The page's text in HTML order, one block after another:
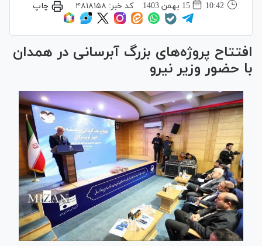
10:42
15 بهمن 1403 کد خبر: ۴۸۱۸۱۵۸ چاپ
افتتاح پروژه‌های بزرگ آبرسانی در همدان
با حضور وزیر نیرو